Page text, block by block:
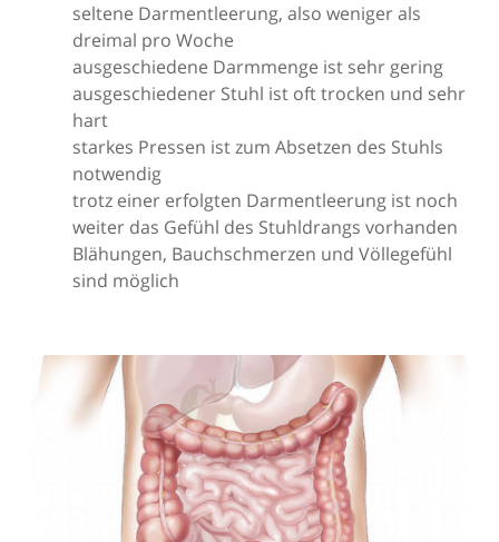
seltene Darmentleerung, also weniger als
dreimal pro Woche
ausgeschiedene Darmmenge ist sehr gering
ausgeschiedener Stuhl ist oft trocken und sehr
hart
starkes Pressen ist zum Absetzen des Stuhls
notwendig
trotz einer erfolgten Darmentleerung ist noch
weiter das Gefühl des Stuhldrangs vorhanden
Blähungen, Bauchschmerzen und Völlegefühl
sind möglich